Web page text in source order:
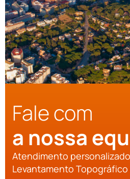
Fale com
a nossa
Atendimento
Levantamento Topográfico